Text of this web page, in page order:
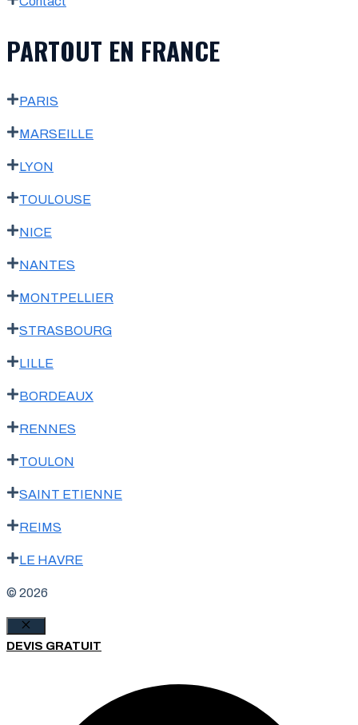
PARTOUT EN FRANCE
PARIS
MARSEILLE
LYON
TOULOUSE
NICE
NANTES
MONTPELLIER
STRASBOURG
LILLE
BORDEAUX
RENNES
TOULON
SAINT ETIENNE
REIMS
LE HAVRE
© 2026
Fermer
DEVIS GRATUIT